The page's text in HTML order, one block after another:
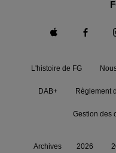
L'histoire de FG
DAB+ Règlement
Gestion des
Archives 2026